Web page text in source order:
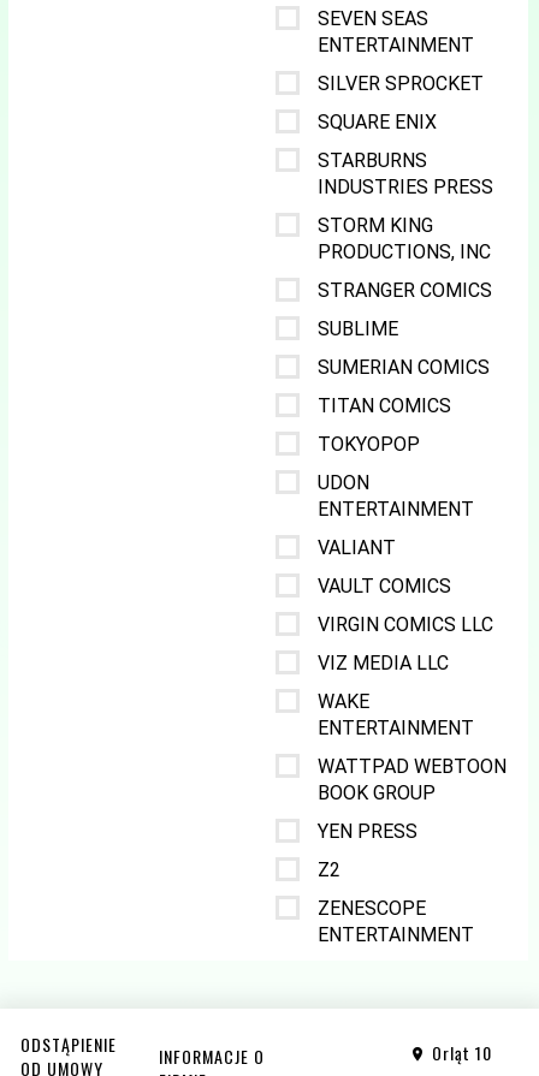
SEVEN SEAS
ENTERTAINMENT
SILVER SPROCKET
SQUARE ENIX
STARBURNS
INDUSTRIES PRESS
STORM KING
PRODUCTIONS, INC
STRANGER COMICS
SUBLIME
SUMERIAN COMICS
TITAN COMICS
TOKYOPOP
UDON
ENTERTAINMENT
VALIANT
VAULT COMICS
VIRGIN COMICS LLC
VIZ MEDIA LLC
WAKE
ENTERTAINMENT
WATTPAD WEBTOON
BOOK GROUP
YEN PRESS
Z2
ZENESCOPE
ENTERTAINMENT
ODSTĄPIENIE
OD UMOWY
INFORMACJE O
Orląt 10